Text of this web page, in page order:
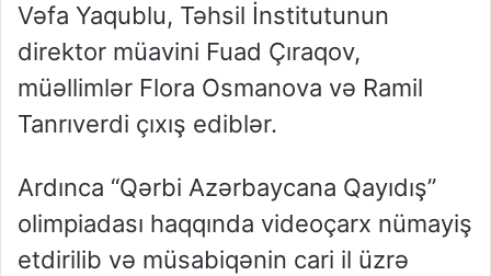
Vəfa Yaqublu, Təhsil İnstitutunun
direktor müavini Fuad Çıraqov,
müəllimlər Flora Osmanova və Ramil
Tanrıverdi çıxış ediblər.
Ardınca “Qərbi Azərbaycana Qayıdış”
olimpiadası haqqında videoçarx nümayiş
etdirilib və müsabiqənin cari il üzrə